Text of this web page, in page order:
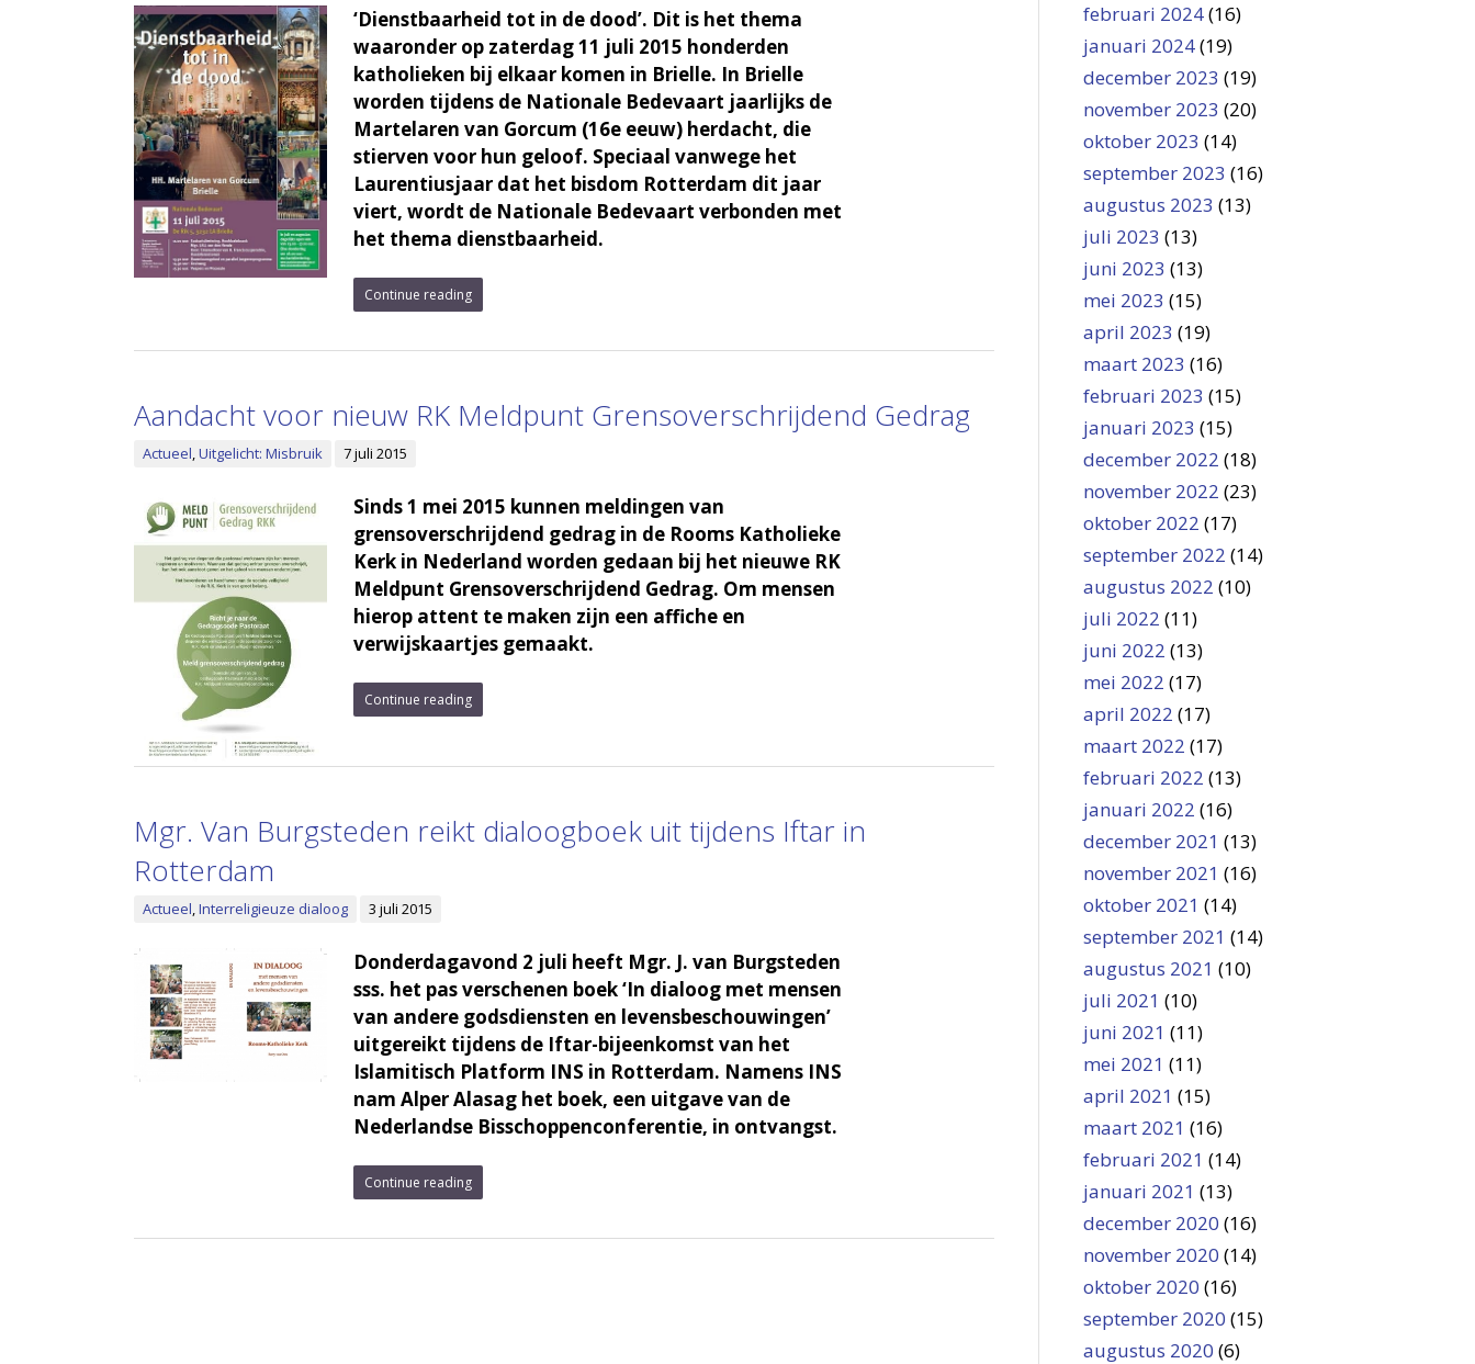
‘Dienstbaarheid tot in de dood’. Dit is het thema
waaronder op zaterdag 11 juli 2015 honderden
katholieken bij elkaar komen in Brielle. In Brielle
worden tijdens de Nationale Bedevaart jaarlijks de
Martelaren van Gorcum (16e eeuw) herdacht, die
stierven voor hun geloof. Speciaal vanwege het
Laurentiusjaar dat het bisdom Rotterdam dit jaar
viert, wordt de Nationale Bedevaart verbonden met
het thema dienstbaarheid.
Continue reading
Aandacht voor nieuw RK Meldpunt Grensoverschrijdend Gedrag
Actueel,Uitgelicht: Misbruik 7 juli 2015
Sinds 1 mei 2015 kunnen meldingen van
grensoverschrijdend gedrag in de Rooms Katholieke
Kerk in Nederland worden gedaan bij het nieuwe RK
Meldpunt Grensoverschrijdend Gedrag. Om mensen
hierop attent te maken zijn een affiche en
verwijskaartjes gemaakt.
Continue reading
Mgr. Van Burgsteden reikt dialoogboek uit tijdens Iftar in
Rotterdam
Actueel,Interreligieuze dialoog 3 juli 2015
Donderdagavond 2 juli heeft Mgr. J. van Burgsteden
sss. het pas verschenen boek ‘In dialoog met mensen
van andere godsdiensten en levensbeschouwingen’
uitgereikt tijdens de Iftar-bijeenkomst van het
Islamitisch Platform INS in Rotterdam. Namens INS
nam Alper Alasag het boek, een uitgave van de
Nederlandse Bisschoppenconferentie, in ontvangst.
Continue reading
februari 2024(16)
januari 2024(19)
december 2023 (19)
november 2023 (20)
oktober 2023 (14)
september 2023 (16)
augustus 2023 (13)
juli 2023 (13)
juni 2023 (13)
mei 2023 (15)
april 2023 (19)
maart 2023 (16)
februari 2023 (15)
januari 2023 (15)
december 2022 (18)
november 2022 (23)
oktober 2022 (17)
september 2022 (14)
augustus 2022 (10)
juli 2022 (11)
juni 2022 (13)
mei 2022 (17)
april 2022 (17)
maart 2022 (17)
februari 2022 (13)
januari 2022 (16)
december 2021 (13)
november 2021 (16)
oktober 2021 (14)
september 2021 (14)
augustus 2021 (10)
juli 2021 (10)
juni 2021 (11)
mei 2021 (11)
april 2021 (15)
maart 2021 (16)
februari 2021 (14)
januari 2021 (13)
december 2020 (16)
november 2020 (14)
oktober 2020 (16)
september 2020 (15)
augustus 2020 (6)